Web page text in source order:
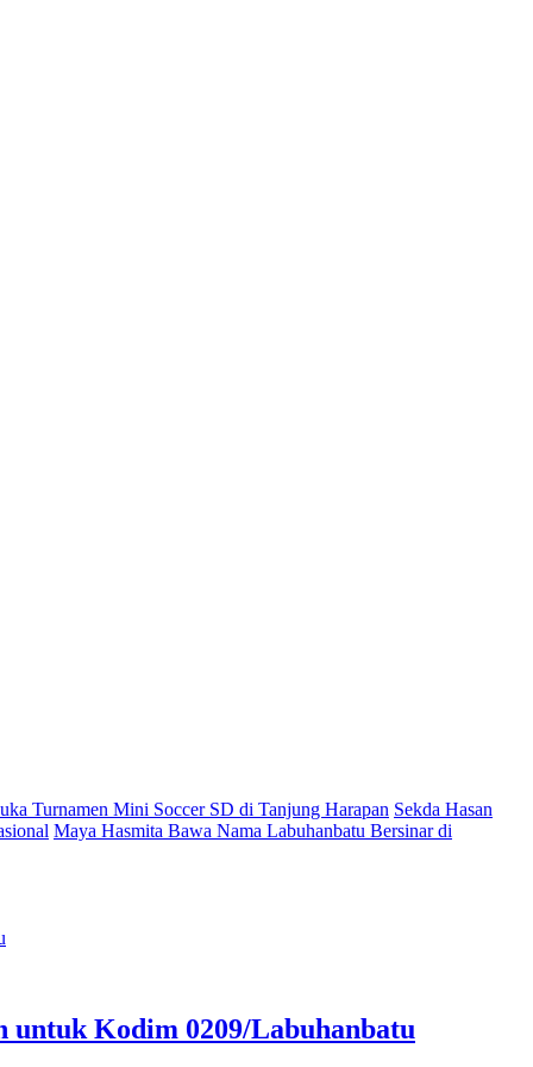
Turnamen Mini Soccer SD di Tanjung Harapan Sekda Hasan
Maya Hasmita Bawa Nama Labuhanbatu Bersinar di
Kodim 0209/Labuhanbatu